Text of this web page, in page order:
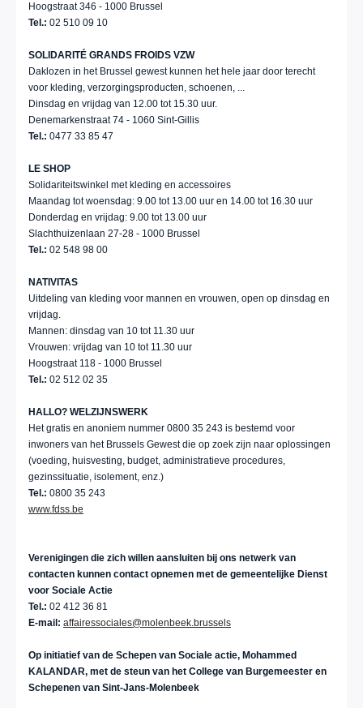
Hoogstraat 346 - 1000 Brussel
Tel.: 02 510 09 10
SOLIDARITÉ GRANDS FROIDS VZW
Daklozen in het Brussel gewest kunnen het hele jaar door terecht
voor kleding, verzorgingsproducten, schoenen, ...
Dinsdag en vrijdag van 12.00 tot 15.30 uur.
Denemarkenstraat 74 - 1060 Sint-Gillis
Tel.: 0477 33 85 47
LE SHOP
Solidariteitswinkel met kleding en accessoires
Maandag tot woensdag: 9.00 tot 13.00 uur en 14.00 tot 16.30 uur
Donderdag en vrijdag: 9.00 tot 13.00 uur
Slachthuizenlaan 27-28 - 1000 Brussel
Tel.: 02 548 98 00
NATIVITAS
Uitdeling van kleding voor mannen en vrouwen, open op dinsdag en
vrijdag.
Mannen: dinsdag van 10 tot 11.30 uur
Vrouwen: vrijdag van 10 tot 11.30 uur
Hoogstraat 118 - 1000 Brussel
Tel.: 02 512 02 35
HALLO? WELZIJNSWERK
Het gratis en anoniem nummer 0800 35 243 is bestemd voor
inwoners van het Brussels Gewest die op zoek zijn naar oplossingen
(voeding, huisvesting, budget, administratieve procedures,
gezinssituatie, isolement, enz.)
Tel.: 0800 35 243
www.fdss.be
Verenigingen die zich willen aansluiten bij ons netwerk van
contacten kunnen contact opnemen met de gemeentelijke Dienst
voor Sociale Actie
Tel.: 02 412 36 81
E-mail: affairessociales@molenbeek.brussels
Op initiatief van de Schepen van Sociale actie, Mohammed
KALANDAR, met de steun van het College van Burgemeester en
Schepenen van Sint-Jans-Molenbeek